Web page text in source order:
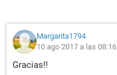
Margarita1794
10 ago 2017 a las 08:16
Gracias!!